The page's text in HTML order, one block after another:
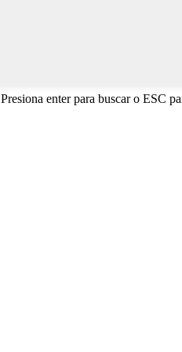
Presiona enter para buscar o ESC